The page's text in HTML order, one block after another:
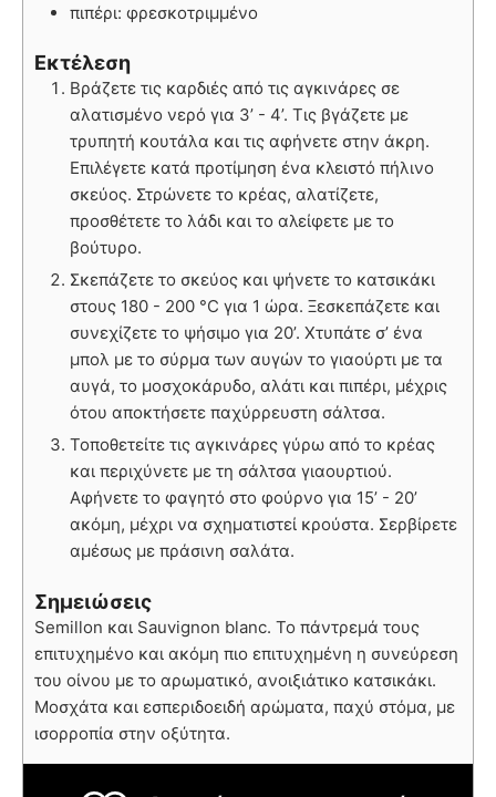
πιπέρι: φρεσκοτριμμένο
Εκτέλεση
Βράζετε τις καρδιές από τις αγκινάρες σε
αλατισμένο νερό για 3’ - 4’. Τις βγάζετε με
τρυπητή κουτάλα και τις αφήνετε στην άκρη.
Επιλέγετε κατά προτίμηση ένα κλειστό πήλινο
σκεύος. Στρώνετε το κρέας, αλατίζετε,
προσθέτετε το λάδι και το αλείφετε με το
βούτυρο.
Σκεπάζετε το σκεύος και ψήνετε το κατσικάκι
στους 180 - 200 °C για 1 ώρα. Ξεσκεπάζετε και
συνεχίζετε το ψήσιμο για 20’. Χτυπάτε σ’ ένα
μπολ με το σύρμα των αυγών το γιαούρτι με τα
αυγά, το μοσχοκάρυδο, αλάτι και πιπέρι, μέχρις
ότου αποκτήσετε παχύρρευστη σάλτσα.
Τοποθετείτε τις αγκινάρες γύρω από το κρέας
και περιχύνετε με τη σάλτσα γιαουρτιού.
Αφήνετε το φαγητό στο φούρνο για 15’ - 20’
ακόμη, μέχρι να σχηματιστεί κρούστα. Σερβίρετε
αμέσως με πράσινη σαλάτα.
Σημειώσεις
Semillon και Sauvignon blanc. Το πάντρεμά τους
επιτυχημένο και ακόμη πιο επιτυχημένη η συνεύρεση
του οίνου με το αρωματικό, ανοιξιάτικο κατσικάκι.
Μοσχάτα και εσπεριδοειδή αρώματα, παχύ στόμα, με
ισορροπία στην οξύτητα.